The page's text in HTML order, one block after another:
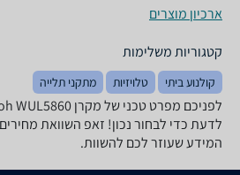
ארכיון מוצרים
קטגוריות משלימות
קולנוע ביתי טלויזיות מתקני תלייה
לדעת כדי לבחור נכון! זאפ השוואת
המידע שעוזר לכם להשוות.